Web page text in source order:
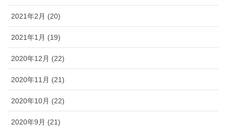
2021年2月 (20)
2021年1月 (19)
2020年12月 (22)
2020年11月 (21)
2020年10月 (22)
2020年9月 (21)